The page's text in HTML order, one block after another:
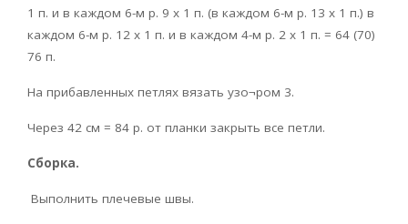
1 п. и в каждом 6-м р. 9 х 1 п. (в каждом 6-м р. 13 х 1 п.) в
каждом 6-м р. 12 х 1 п. и в каждом 4-м р. 2 х 1 п. = 64 (70)
76 п.
На прибавленных петлях вязать узо¬ром 3.
Через 42 см = 84 р. от планки закрыть все петли.
Сборка.
Выполнить плечевые швы.